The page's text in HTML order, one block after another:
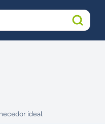
ideal.